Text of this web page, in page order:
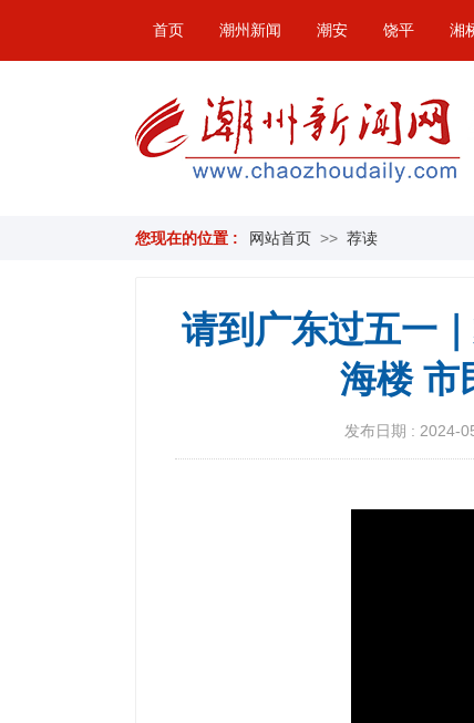
首页 潮州新闻 潮安 饶平 湘
您现在的位置 : 网站首页 >> 荐读
请到广东过五一
海楼 市
发布日期 : 2024-